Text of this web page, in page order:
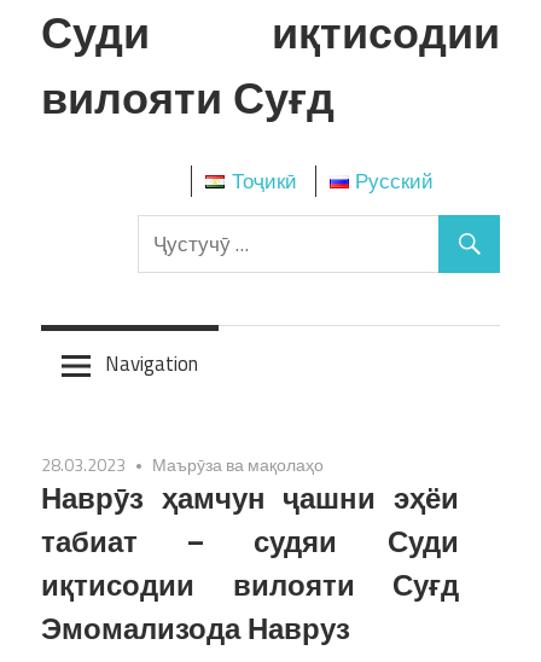
Skip
to
Суди иқтисодии
вилояти Суғд
Тоҷикӣ Русский
Navigation
28.03.2023 Маърӯза ва мақолаҳо
Наврӯз ҳамчун ҷашни эҳёи
табиат – судяи Суди
иқтисодии вилояти Суғд
Эмомализода Навруз